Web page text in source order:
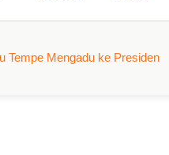
Tempe Mengadu ke Presiden